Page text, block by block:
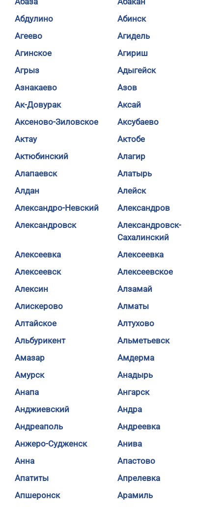
Абдулино
Абинск
Агеево
Агидель
Агинское
Агириш
Агрыз
Адыгейск
Азнакаево
Азов
Ак-Довурак
Аксай
Аксеново-Зиловское
Аксубаево
Актау
Актобе
Актюбинский
Алагир
Алапаевск
Алатырь
Алдан
Алейск
Александро-Невский
Александров
Александровск
Александровск-
Сахалинский
Алексеевка
Алексеевка
Алексеевск
Алексеевское
Алексин
Алзамай
Алискерово
Алматы
Алтайское
Алтухово
Альбурикент
Альметьевск
Амазар
Амдерма
Амурск
Анадырь
Анапа
Ангарск
Анджиевский
Андра
Андреаполь
Андреевка
Анжеро-Судженск
Анива
Анна
Апастово
Апатиты
Апрелевка
Апшеронск
Арамиль